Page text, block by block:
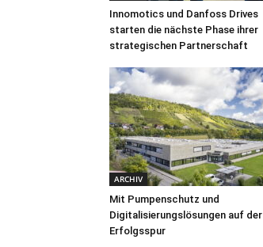
Innomotics und Danfoss Drives
starten die nächste Phase ihrer
strategischen Partnerschaft
ARCHIV
Mit Pumpenschutz und
Digitalisierungslösungen auf der
Erfolgsspur